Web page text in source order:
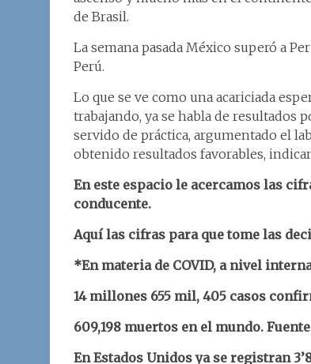
de Brasil.
La semana pasada México superó a
Perú.
Lo que se ve como una acariciada
trabajando, ya se habla de resultados
servido de práctica, argumentado el
obtenido resultados favorables,
En este espacio le acercamos las
conducente.
Aquí las cifras para que tome las
*En materia de COVID, a nivel
14 millones 655 mil, 405 casos
609,198 muertos en el mundo.
En Estados Unidos ya se registran